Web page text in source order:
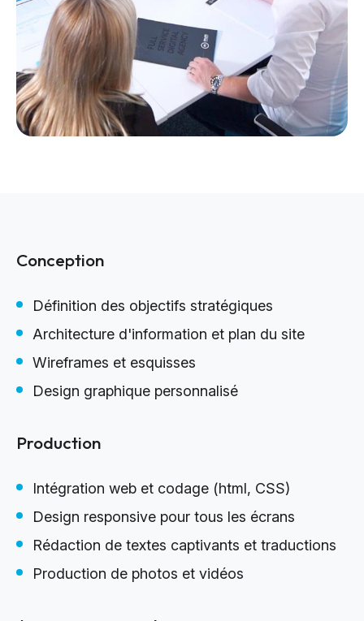
Conception
Définition des objectifs stratégiques
Architecture d'information et plan du site
Wireframes et esquisses
Design graphique personnalisé
Production
Intégration web et codage (html, CSS)
Design responsive pour tous les écrans
Rédaction de textes captivants et traductions
Production de photos et vidéos